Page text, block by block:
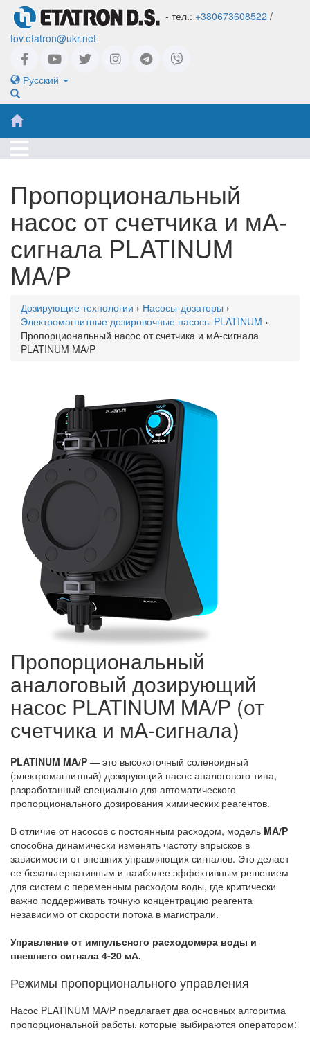
- тел.: +380673608522 /
tov.etatron@ukr.net
Русский
Пропорциональный
насос от счетчика и мА-
сигнала PLATINUM
MA/P
Дозирующие технологии › Насосы-дозаторы ›
Электромагнитные дозировочные насосы PLATINUM ›
Пропорциональный насос от счетчика и мА-сигнала
PLATINUM MA/P
Пропорциональный
аналоговый дозирующий
насос PLATINUM MA/P (от
счетчика и мА-сигнала)
PLATINUM MA/P — это высокоточный соленоидный
(электромагнитный) дозирующий насос аналогового типа,
разработанный специально для автоматического
пропорционального дозирования химических реагентов.
В отличие от насосов с постоянным расходом, модель MA/P
способна динамически изменять частоту впрысков в
зависимости от внешних управляющих сигналов. Это делает
ее безальтернативным и наиболее эффективным решением
для систем с переменным расходом воды, где критически
важно поддерживать точную концентрацию реагента
независимо от скорости потока в магистрали.
Управление от импульсного расходомера воды и
внешнего сигнала 4-20 мА.
Режимы пропорционального управления
Насос PLATINUM MA/P предлагает два основных алгоритма
пропорциональной работы, которые выбираются оператором: